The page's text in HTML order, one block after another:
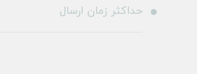
حداکثر زمان ارسال